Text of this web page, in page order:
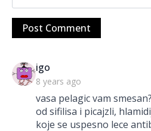
igo
8 years ago
vasa pelagic vam
od sifilisa i picajzli,
koje se uspesno lece